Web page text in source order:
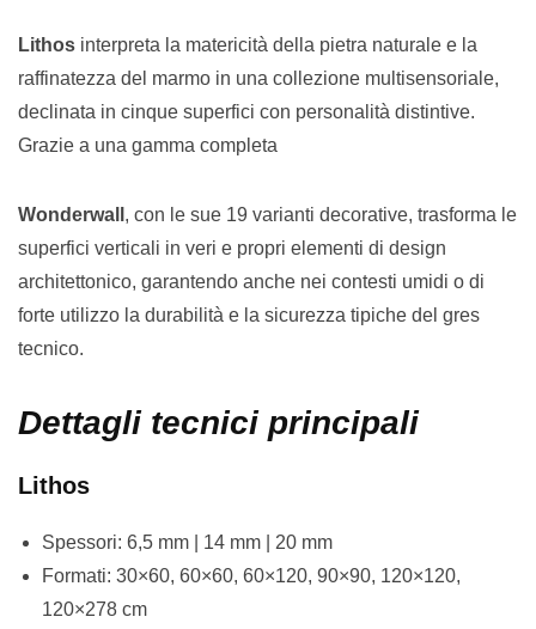
Lithos interpreta la matericità della pietra naturale e la
raffinatezza del marmo in una collezione multisensoriale,
declinata in cinque superfici con personalità distintive.
Grazie a una gamma completa
Wonderwall , con le sue 19 varianti decorative, trasforma le
superfici verticali in veri e propri elementi di design
architettonico, garantendo anche nei contesti umidi o di
forte utilizzo la durabilità e la sicurezza tipiche del gres
tecnico.
Dettagli tecnici principali
Lithos
Spessori: 6,5 mm | 14 mm | 20 mm
Formati: 30×60, 60×60, 60×120, 90×90, 120×120,
120×278 cm